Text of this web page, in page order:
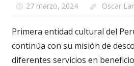
27 marzo, 2024 Oscar
Primera entidad cultural del
continúa con su misión de
diferentes servicios en